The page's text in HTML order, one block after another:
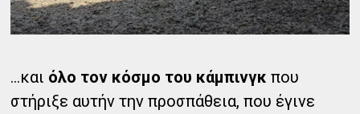
...και όλο τον κόσμο του κάμπινγκ που
στήριξε αυτήν την προσπάθεια, που έγινε